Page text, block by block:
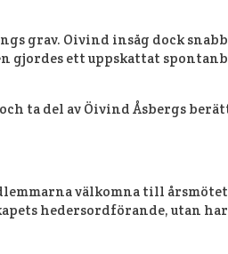
med Kristinehamns flitige
grav. Öivind insåg dock
gjordes ett uppskattat
ta del av Öivind Åsbergs
välkomna till
hedersordförande, utan